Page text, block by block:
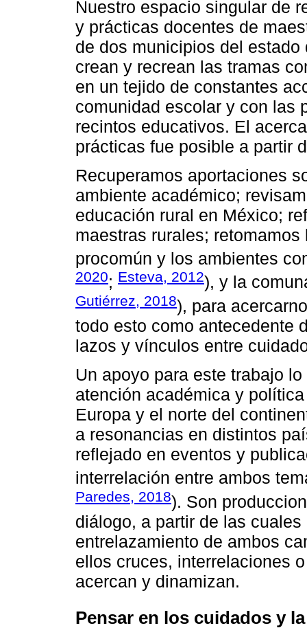
Nuestro espacio singular de
y prácticas docentes de
de dos municipios del
crean y recrean las tramas
en un tejido de constantes
comunidad escolar y con las
recintos educativos. El
prácticas fue posible a partir
Recuperamos aportaciones
ambiente académico;
educación rural en México;
maestras rurales;
procomún y los ambientes
2020; Esteva, 2012), y la
Gutiérrez, 2018), para
todo esto como antecedente
lazos y vínculos entre
Un apoyo para este trabajo
atención académica y
Europa y el norte del
a resonancias en distintos
reflejado en eventos y
interrelación entre ambos
Paredes, 2018). Son
diálogo, a partir de las
entrelazamiento de ambos
ellos cruces, interrelaciones
acercan y dinamizan.
Pensar en los cuidados y